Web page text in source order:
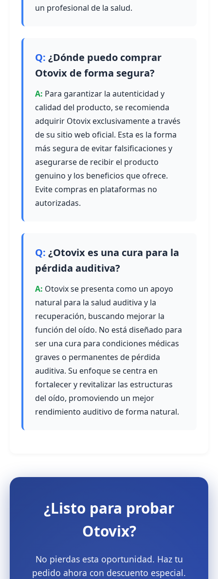
un profesional de la salud.
¿Dónde puedo comprar
Otovix de forma segura?
Para garantizar la autenticidad y
calidad del producto, se recomienda
adquirir Otovix exclusivamente a través
de su sitio web oficial. Esta es la forma
más segura de evitar falsificaciones y
asegurarse de recibir el producto
genuino y los beneficios que ofrece.
Evite compras en plataformas no
autorizadas.
¿Otovix es una cura para la
pérdida auditiva?
Otovix se presenta como un apoyo
natural para la salud auditiva y la
recuperación, buscando mejorar la
función del oído. No está diseñado para
ser una cura para condiciones médicas
graves o permanentes de pérdida
auditiva. Su enfoque se centra en
fortalecer y revitalizar las estructuras
del oído, promoviendo un mejor
rendimiento auditivo de forma natural.
¿Listo para probar
Otovix?
No pierdas esta oportunidad. Haz tu
pedido ahora con descuento especial.